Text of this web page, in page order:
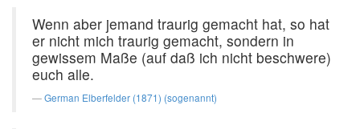
Wenn aber jemand traurig gemacht hat, so hat
er nicht mich traurig gemacht, sondern in
gewissem Maße (auf daß ich nicht beschwere)
euch alle.
German Elberfelder (1871) (sogenannt)